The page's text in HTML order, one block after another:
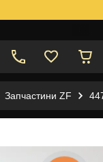
Запчастини ZF